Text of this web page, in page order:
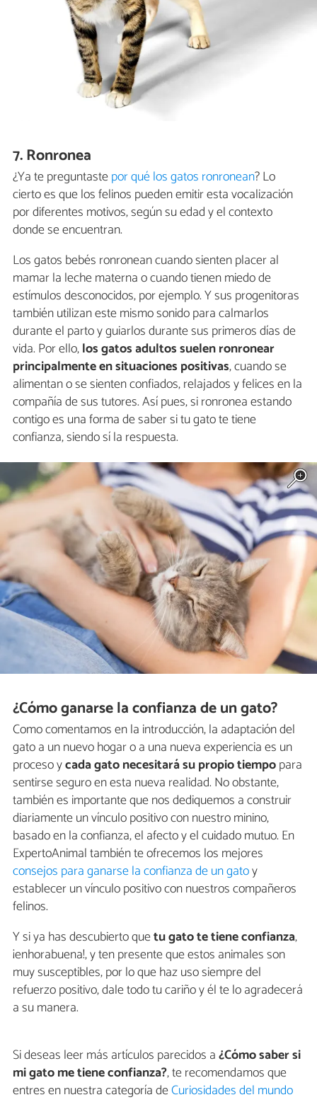
7. Ronronea
¿Ya te preguntastepor qué los gatos ronronean? Lo
cierto es que los felinos pueden emitir esta vocalización
por diferentes motivos, según su edad y el contexto
donde se encuentran.
Los gatos bebés ronronean cuando sienten placer al
mamar la leche materna o cuando tienen miedo de
estímulos desconocidos, por ejemplo. Y sus progenitoras
también utilizan este mismo sonido para calmarlos
durante el parto y guiarlos durante sus primeros días de
vida. Por ello,los gatos adultos suelen ronronear
principalmente en situaciones positivas, cuando se
alimentan o se sienten confiados, relajados y felices en la
compañía de sus tutores. Así pues, si ronronea estando
contigo es una forma de saber si tu gato te tiene
confianza, siendo sí la respuesta.
¿Cómo ganarse la confianza de un gato?
Como comentamos en la introducción, la adaptación del
gato a un nuevo hogar o a una nueva experiencia es un
proceso ycada gato necesitará su propio tiempopara
sentirse seguro en esta nueva realidad. No obstante,
también es importante que nos dediquemos a construir
diariamente un vínculo positivo con nuestro minino,
basado en la confianza, el afecto y el cuidado mutuo. En
ExpertoAnimal también te ofrecemos los mejores
consejos para ganarse la confianza de un gatoy
establecer un vínculo positivo con nuestros compañeros
felinos.
Y si ya has descubierto quetu gato te tiene confianza,
¡enhorabuena!, y ten presente que estos animales son
muy susceptibles, por lo que haz uso siempre del
refuerzo positivo, dale todo tu cariño y él te lo agradecerá
a su manera.
Si deseas leer más artículos parecidos a¿Cómo saber si
mi gato me tiene confianza?, te recomendamos que
entres en nuestra categoría deCuriosidades del mundo